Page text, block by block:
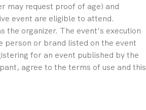
may request proof of age) and
event are eligible to attend.
the organizer. The event’s execution
person or brand listed on the event
for an event published by the
agree to the terms of use and this